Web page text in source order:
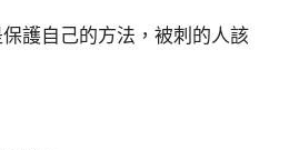
護自己的方法，被刺的人該